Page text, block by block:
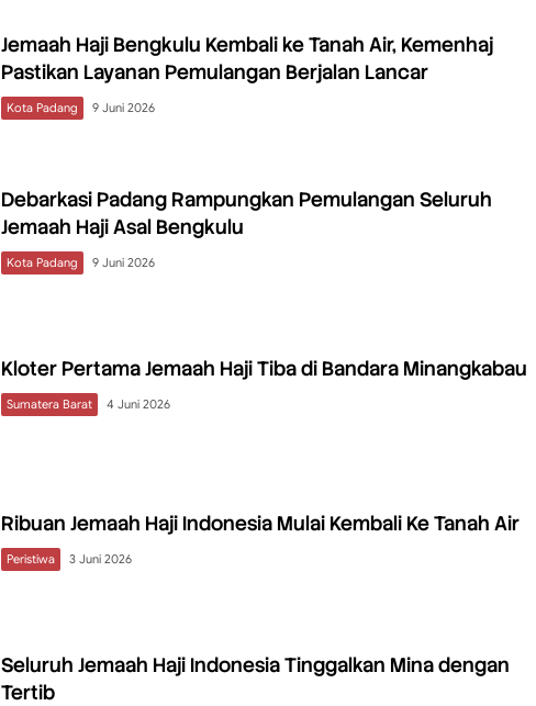
Jemaah Haji Bengkulu Kembali ke Tanah Air, Kemenhaj
Pastikan Layanan Pemulangan Berjalan Lancar
Kota Padang 9 Juni 2026
Debarkasi Padang Rampungkan Pemulangan Seluruh
Jemaah Haji Asal Bengkulu
Kota Padang 9 Juni 2026
Kloter Pertama Jemaah Haji Tiba di Bandara Minangkabau
Sumatera Barat 4 Juni 2026
Ribuan Jemaah Haji Indonesia Mulai Kembali Ke Tanah Air
Peristiwa 3 Juni 2026
Seluruh Jemaah Haji Indonesia Tinggalkan Mina dengan
Tertib